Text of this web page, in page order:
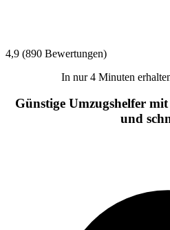
4,9 (890 Bewertungen)
In nur 4 Minuten
Günstige Umzugshelfer
und